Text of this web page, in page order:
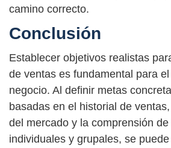
camino correcto.
Conclusión
Establecer objetivos realistas
de ventas es fundamental para
negocio. Al definir metas
basadas en el historial de
del mercado y la comprensión
individuales y grupales, se